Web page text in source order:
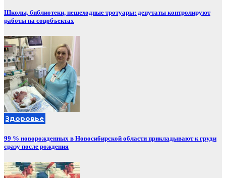
Школы, библиотеки, пешеходные тротуары: депутаты контролируют
работы на соцобъектах
Здоровье
99 % новорожденных в Новосибирской области прикладывают к груди
сразу после рождения